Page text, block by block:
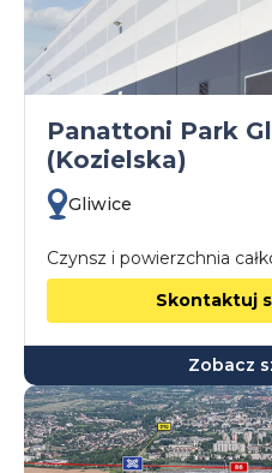
Panattoni Park
(Kozielska)
Gliwice
Czynsz i powierzchnia
Skontaktuj
Zobacz